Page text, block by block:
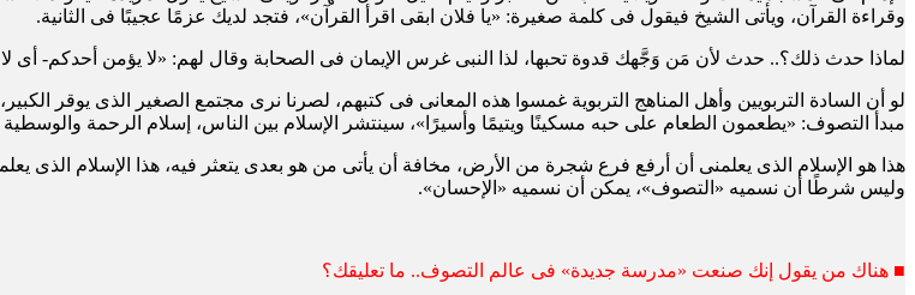
وقراءة القرآن، ويأتى الشيخ فيقول فى كلمة صغيرة: «يا فلان ابقى اقرأ القرآن»، فتجد لديك عزمًا عجيبًا فى الثانية.
لماذا حدث ذلك؟.. حدث لأن مَن وَجَّهك قدوة تحبها، لذا النبى غرس الإيمان فى الصحابة وقال لهم: «لا يؤمن أحدكم- أى
لو أن السادة التربويين وأهل المناهج التربوية غمسوا هذه المعانى فى كتبهم، لصرنا نرى مجتمع الصغير الذى يوقر
مبدأ التصوف: «يطعمون الطعام على حبه مسكينًا ويتيمًا وأسيرًا»، سينتشر الإسلام بين الناس، إسلام الرحمة
هذا هو الإسلام الذى يعلمنى أن أرفع فرع شجرة من الأرض، مخافة أن يأتى من هو بعدى يتعثر فيه، هذا الإسلام الذى
وليس شرطًا أن نسميه «التصوف»، يمكن أن نسميه «الإحسان».
■ هناك من يقول إنك صنعت «مدرسة جديدة» فى عالم التصوف.. ما تعليقك؟